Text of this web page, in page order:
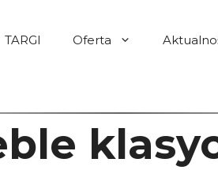
TARGI Oferta